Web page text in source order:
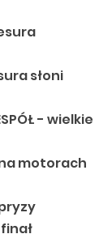
słoni
- wielkie
motorach
finał